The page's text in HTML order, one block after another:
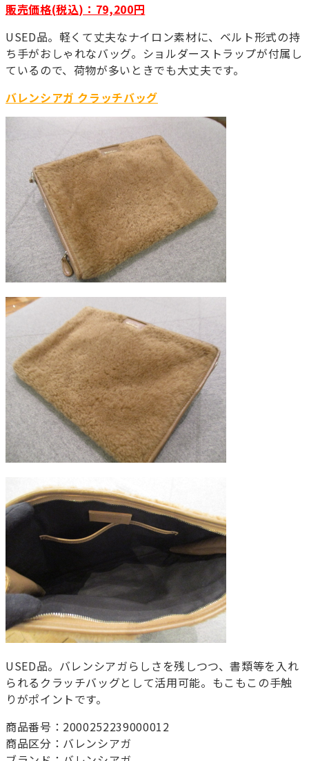
販売価格(税込)：79,200円
USED品。軽くて丈夫なナイロン素材に、ベルト形式の持
ち手がおしゃれなバッグ。ショルダーストラップが付属し
ているので、荷物が多いときでも大丈夫です。
バレンシアガ クラッチバッグ
USED品。バレンシアガらしさを残しつつ、書類等を入れ
られるクラッチバッグとして活用可能。もこもこの手触
りがポイントです。
商品番号：2000252239000012
商品区分：バレンシアガ